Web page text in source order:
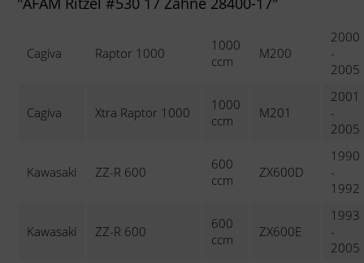
Cagiva Raptor 1000
1000
ccm
M200
2000
-
2005
Cagiva Xtra Raptor 1000
1000
ccm
M201
2001
-
2005
Kawasaki ZZ-R 600
600
ccm
ZX600D
1990
-
1992
Kawasaki ZZ-R 600
600
ccm
ZX600E
1993
-
2005